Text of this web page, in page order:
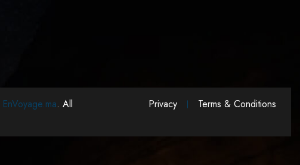
EnVoyage.ma. All
Privacy Terms & Conditions